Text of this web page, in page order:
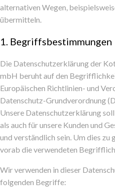
alternativen Wegen,
übermitteln.
1. Begriffsbestimmungen
Die Datenschutzerklärung der
mbH beruht auf den
Europäischen Richtlinien- und
Datenschutz-Grundverordnung
Unsere Datenschutzerklärung
als auch für unsere Kunden und
und verständlich sein. Um dies
vorab die verwendeten
Wir verwenden in dieser
folgenden Begriffe: